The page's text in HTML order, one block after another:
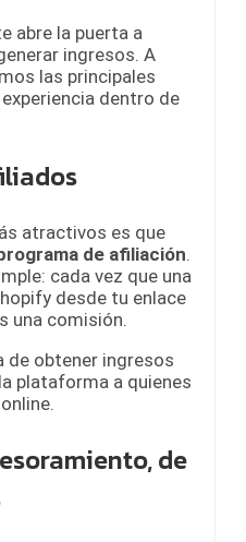
abre la puerta a
ingresos. A
las principales
dentro de
atractivos es que
de afiliación.
cada vez que una
desde tu enlace
una comisión.
de obtener ingresos
plataforma a quienes
de